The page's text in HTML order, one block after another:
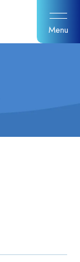
Menu